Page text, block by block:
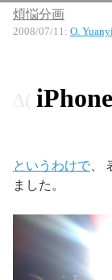
煩悩分画
2008/07/11: O.
というわけで、
ました。